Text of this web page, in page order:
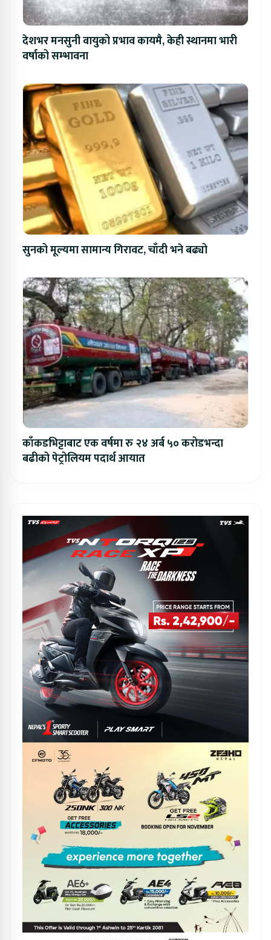
देशभर मनसुनी वायुको प्रभाव कायमै, केही स्थानमा भारी
वर्षाको सम्भावना
सुनको मूल्यमा सामान्य गिरावट, चाँदी भने बढ्यो
काँकडभिट्टाबाट एक वर्षमा रु २४ अर्ब ५० करोडभन्दा
बढीको पेट्रोलियम पदार्थ आयात